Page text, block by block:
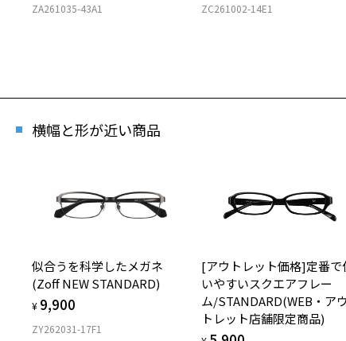
ZA261035-43A1 ZC261002-14E1
横幅と形が近い商品
似合うを科学したメガネ
(Zoff NEW STANDARD)
¥ 9,900
ZY262031-17F1
[アウトレット価格]定番で
いやすいスクエアフレー
ム/STANDARD(WEB・アウ
トレット店舗限定商品)